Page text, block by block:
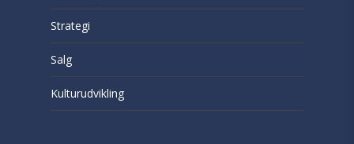
Strategi
Salg
Kulturudvikling